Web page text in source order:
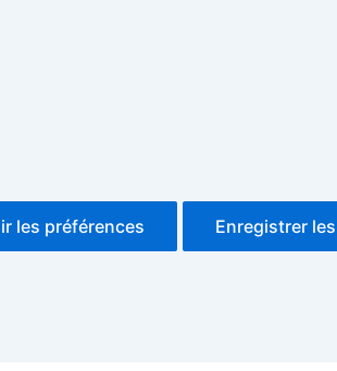
les préférences Enregistrer